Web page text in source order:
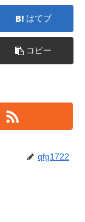
はてブ
コピー
qfg1722